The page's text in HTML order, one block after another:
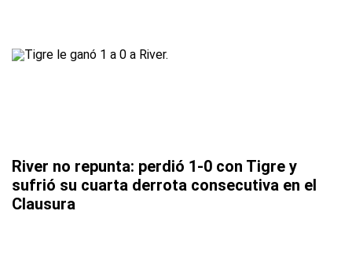
River no repunta: perdió 1-0 con Tigre y
sufrió su cuarta derrota consecutiva en el
Clausura